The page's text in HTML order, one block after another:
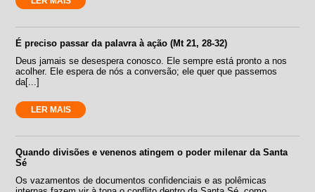
É preciso passar da palavra à ação (Mt 21, 28-32)
Deus jamais se desespera conosco. Ele sempre está pronto a nos
acolher. Ele espera de nós a conversão; ele quer que passemos
da[...]
LER MAIS
Quando divisões e venenos atingem o poder milenar da Santa
Sé
Os vazamentos de documentos confidenciais e as polêmicas